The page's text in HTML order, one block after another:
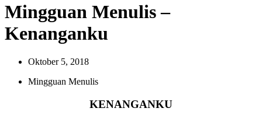
Mingguan Menulis –
Kenanganku
Oktober 5, 2018
Mingguan Menulis
KENANGANKU